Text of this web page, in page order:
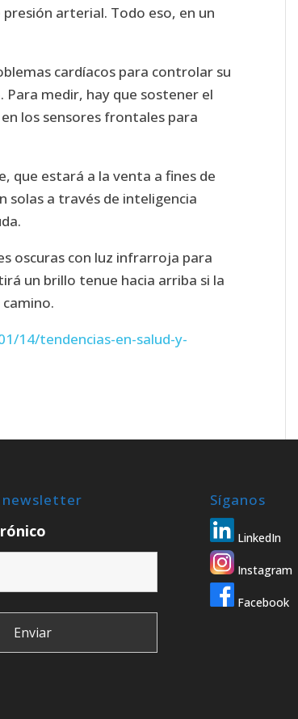
arterial. Todo eso, en un
cardíacos para controlar su
medir, hay que sostener el
los sensores frontales para
que estará a la venta a fines de
solas a través de inteligencia
oscuras con luz infrarroja para
un brillo tenue hacia arriba si la
14/tendencias-en-salud-y-
newsletter Síganos
LinkedIn
Instagram
Facebook